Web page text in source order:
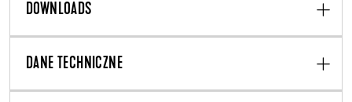
DOWNLOADS
DANE TECHNICZNE